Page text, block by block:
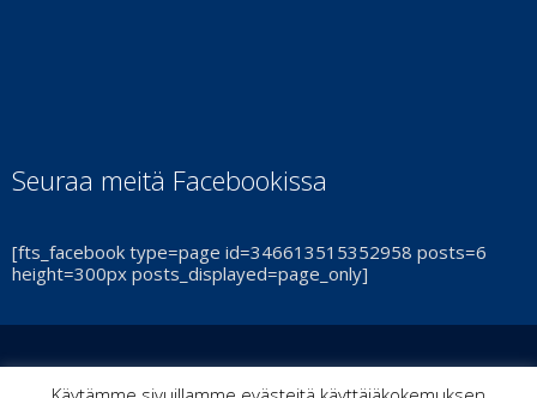
Seuraa meitä Facebookissa
[fts_facebook type=page id=346613515352958 posts=6
height=300px posts_displayed=page_only]
© Turun Cheerleadingseura Smash Ry 2021 | ByItPoint